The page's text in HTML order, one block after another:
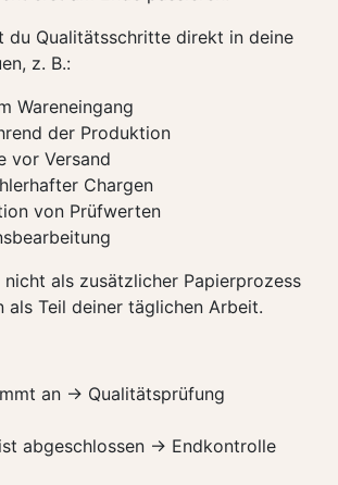
du Qualitätsschritte direkt in deine
z. B.:
Wareneingang
der Produktion
vor Versand
Chargen
von Prüfwerten
als zusätzlicher Papierprozess
als Teil deiner täglichen Arbeit.
an → Qualitätsprüfung
abgeschlossen → Endkontrolle